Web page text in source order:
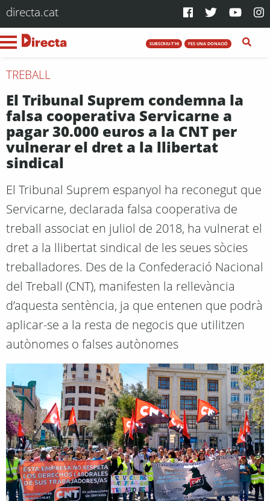
directa.cat
SUBSCRIU-T'HI FES UNA DONACIÓ
TREBALL
El Tribunal Suprem condemna la
falsa cooperativa Servicarne a
pagar 30.000 euros a la CNT per
vulnerar el dret a la llibertat
sindical
El Tribunal Suprem espanyol ha reconegut que
Servicarne, declarada falsa cooperativa de
treball associat en juliol de 2018, ha vulnerat el
dret a la llibertat sindical de les seues sòcies
treballadores. Des de la Confederació Nacional
del Treball (CNT), manifesten la rellevància
d’aquesta sentència, ja que entenen que podrà
aplicar-se a la resta de negocis que utilitzen
autònomes o falses autònomes